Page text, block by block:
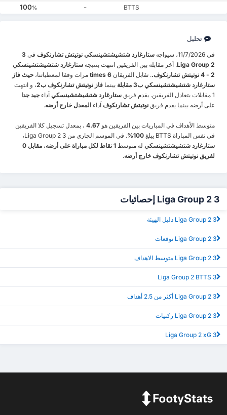
BTTS
-
100%
تحليل
في 11/7/2026، سيواجه ستارغارد شتشيشتشينسكي نوتيتش تشارنكوف في 3
Liga Group 2. أخر مقابلة بين الفريقين انتهت بنتيجة ستارغارد شتشيشتشينسكي
2 - 4 نوتيتش تشارنكوف.
. تقابل الفريقان 6 times مرات وفقا لمعطياتنا، حيث فاز
ستارغارد شتشيشتشينسكي ب3 مقابلة
بينما فاز نوتيتش تشارنكوف ب2 ، و انتهت
1 مقابلات بتعادل الفريقين. يقدم فريق
ستارغارد شتشيشتشينسكي آداء جيد جدا
على أرضه بينما يقدم فريق نوتيتش تشارنكوف آداء المعدل خارج أرضه.
متوسط الأهداف في المباريات بين الفريقين هو 4.67 ، بمعدل تسجيل كلا الفريقين
في نفس المباراة BTTS يبلغ
100%
. في الموسم الجاري من 3 Liga Group 2،
ستارغارد شتشيشتشينسكي له متوسط 1 نقاط لكل مباراة على أرضه ،
مقابل 0
لفريق نوتيتش تشارنكوف خارج أرضه.
3 Liga Group 2 إحصائيات
3 Liga Group 2 دليل الهيئة
3 Liga Group 2 توقعات
3 Liga Group 2 متوسط الاهداف
3 Liga Group 2 BTTS
3 Liga Group 2 أكثر من 2.5 أهداف
3 Liga Group 2 ركنيات
3 Liga Group 2 xG